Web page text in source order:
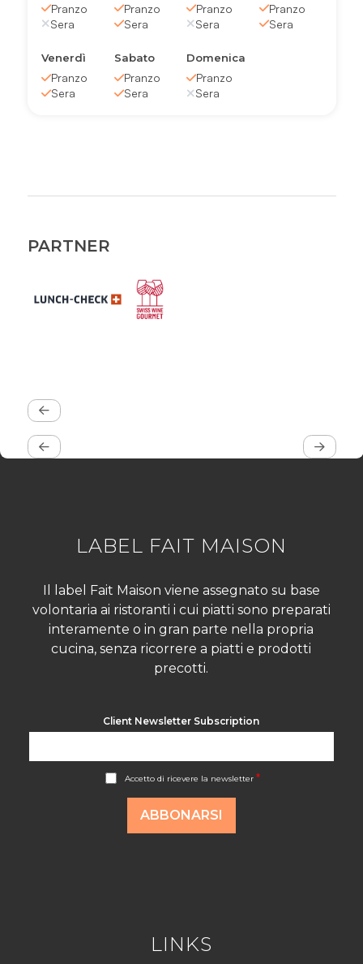
Pranzo
Sera
Pranzo
Sera
Pranzo
Sera
Pranzo
Sera
Venerdì
Pranzo
Sera
Sabato
Pranzo
Sera
Domenica
Pranzo
Sera
PARTNER
LABEL FAIT MAISON
Il label Fait Maison viene assegnato su base
volontaria ai ristoranti i cui piatti sono preparati
interamente o in gran parte nella propria
cucina, senza ricorrere a piatti e prodotti
precotti.
Client Newsletter Subscription
Accetto di ricevere la newsletter *
ABBONARSI
LINKS